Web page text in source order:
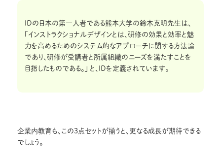
IDの日本の第一人者である熊本大学の鈴木克明先生は、
「インストラクショナルデザインとは、研修の効果と効率と魅
力を高めるためのシステム的なアプローチに関する方法論
であり、研修が受講者と所属組織のニーズを満たすことを
目指したものである。」 と、IDを定義されています。
企業内教育も、この3点セットが揃うと、更なる成長が期待できる
でしょう。